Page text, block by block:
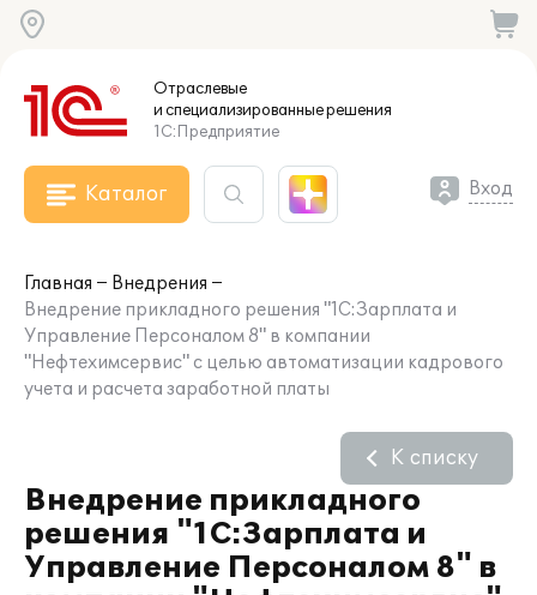
Отраслевые
и специализированныерешения
1С:Предприятие
Каталог Вход
Главная
Внедрения
Внедрение прикладного решения "1С:Зарплата и
Управление Персоналом 8" в компании
"Нефтехимсервис" с целью автоматизации кадрового
учета и расчета заработной платы
Внедрение прикладного
решения "1С:Зарплата и
Управление Персоналом 8" в
К списку